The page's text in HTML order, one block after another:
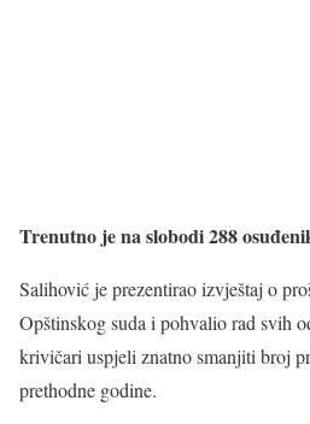
Trenutno je na slobodi 288
Salihović je prezentirao izvještaj o
Opštinskog suda i pohvalio rad svih
krivičari uspjeli znatno smanjiti broj
prethodne godine.